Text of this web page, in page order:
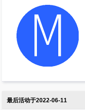
最后活动于2022-06-11